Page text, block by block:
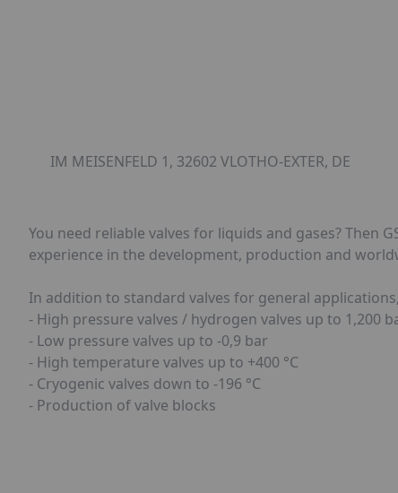
IM MEISENFELD 1, 32602 VLOTHO-EXTER, DE
You need reliable valves for liquids and gases? Then
experience in the development, production and
In addition to standard valves for general
- High pressure valves / hydrogen valves up to 1,200
- Low pressure valves up to -0,9 bar
- High temperature valves up to +400 °C
- Cryogenic valves down to -196 °C
- Production of valve blocks